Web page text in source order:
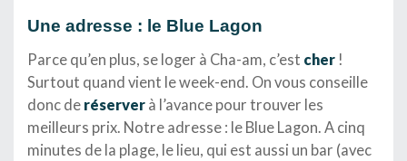
Une adresse : le Blue Lagon
Parce qu’en plus, se loger à Cha-am, c’est cher !
Surtout quand vient le week-end. On vous conseille
donc de réserver à l’avance pour trouver les
meilleurs prix. Notre adresse : le Blue Lagon. A cinq
minutes de la plage, le lieu, qui est aussi un bar (avec